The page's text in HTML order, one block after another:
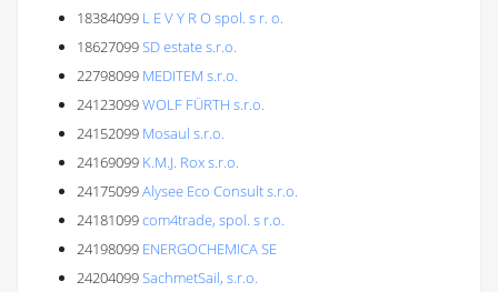
18384099 L E V Y R O spol. s r. o.
18627099SD estate s.r.o.
22798099 MEDITEM s.r.o.
24123099WOLF FÜRTH s.r.o.
24152099 Mosaul s.r.o.
24169099 K.M.J. Rox s.r.o.
24175099Alysee Eco Consult s.r.o.
24181099com4trade, spol. s r.o.
24198099 ENERGOCHEMICA SE
24204099SachmetSail, s.r.o.